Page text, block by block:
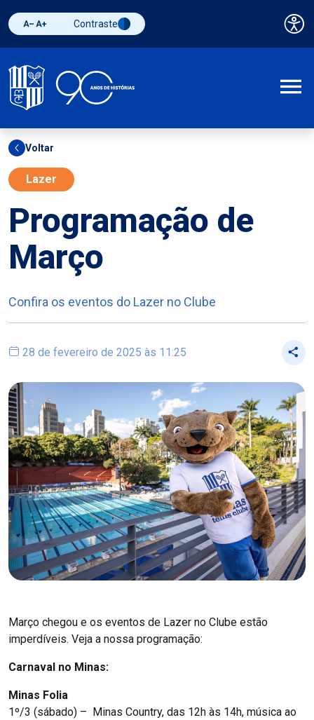
Diminuir fonte
Aumentar fonteAlternar contraste
Contraste
Voltar
Lazer
Programação de
Março
Confira os eventos do Lazer no Clube
28 de fevereiro de 2025 às 11:25
Março chegou e os eventos de Lazer no Clube estão
imperdíveis. Veja a nossa programação:
Carnaval no Minas:
Minas Folia
1º/3 (sábado) – Minas Country, das 12h às 14h, música ao